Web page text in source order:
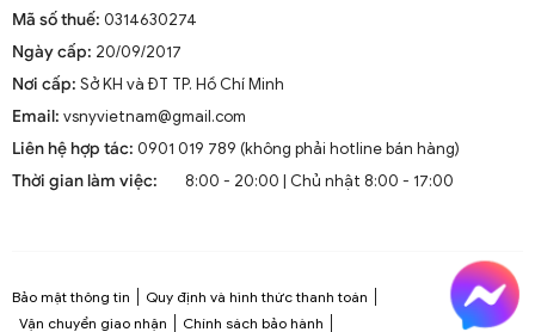
Mã số thuế: 0314630274
Ngày cấp: 20/09/2017
Nơi cấp: Sở KH và ĐT TP. Hồ Chí Minh
Email: vsnyvietnam@gmail.com
Liên hệ hợp tác: 0901 019 789 (không phải hotline bán hàng)
Thời gian làm việc:
8:00 - 20:00 | Chủ nhật 8:00 - 17:00
Bảo mật thông tin
Quy định và hình thức thanh toán
Vận chuyển giao nhận
Chính sách bảo hành